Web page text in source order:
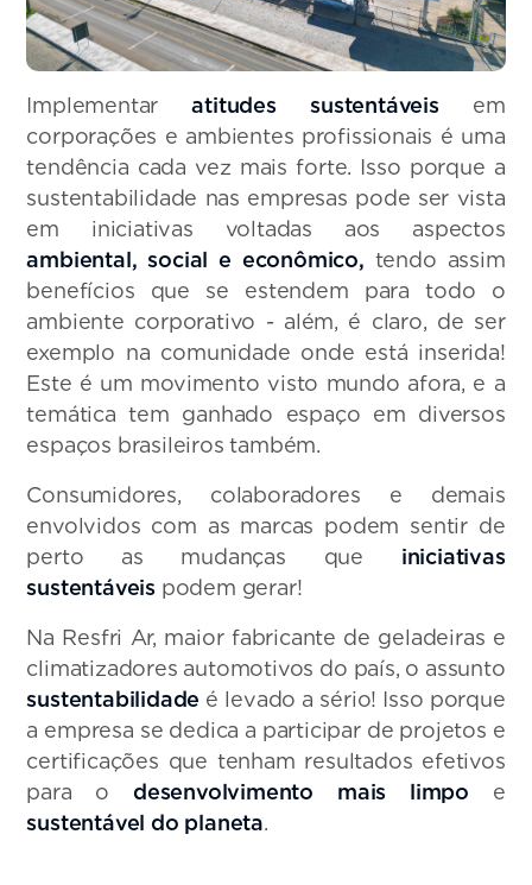
Implementaratitudes sustentáveis em
corporações e ambientes profissionais é uma
tendência cada vez mais forte. Isso porque a
sustentabilidade nas empresas pode ser vista
em iniciativas voltadas aos aspectos
ambiental, social e econômico, tendo assim
benefícios que se estendem para todo o
ambiente corporativo - além, é claro, de ser
exemplo na comunidade onde está inserida!
Este é um movimento visto mundo afora, e a
temática tem ganhado espaço em diversos
espaços brasileiros também.
Consumidores, colaboradores e demais
envolvidos com as marcas podem sentir de
perto as mudanças que iniciativas
sustentáveis podem gerar!
Na Resfri Ar, maior fabricante de geladeiras e
climatizadores automotivos do país, o assunto
sustentabilidade é levado a sério! Isso porque
a empresa se dedica a participar de projetos e
certificações que tenham resultados efetivos
para o desenvolvimento mais limpo e
sustentável do planeta.